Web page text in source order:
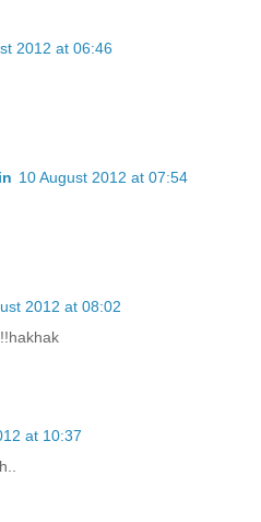
2012 at 06:46
10 August 2012 at 07:54
2012 at 08:02
at 10:37